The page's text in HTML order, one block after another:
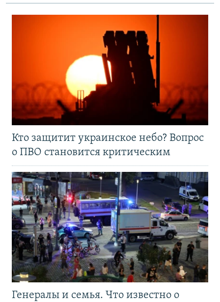
Кто защитит украинское небо? Вопрос
о ПВО становится критическим
Генералы и семья. Что известно о